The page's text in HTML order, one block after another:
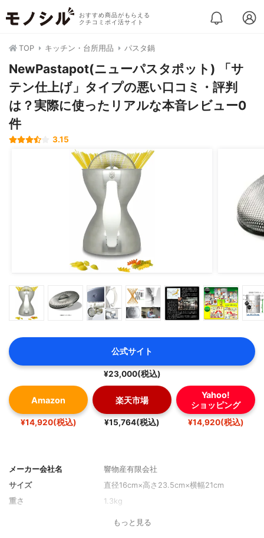
おすすめ商品がもらえる
クチコミポイ活サイト
TOP キッチン・台所用品 パスタ鍋
NewPastapot(ニューパスタポット) 「サ
テン仕上げ」タイプの悪い口コミ・評判
は？実際に使ったリアルな本音レビュー0
件
3.15
公式サイト
¥23,000(税込)
Amazon
¥14,920(税込)
楽天市場
¥15,764(税込)
Yahoo!
ショッピング
¥14,920(税込)
メーカー会社名
響物産有限会社
サイズ
直径16cm×高さ23.5cm×横幅21cm
重さ
1.3kg
もっと見る